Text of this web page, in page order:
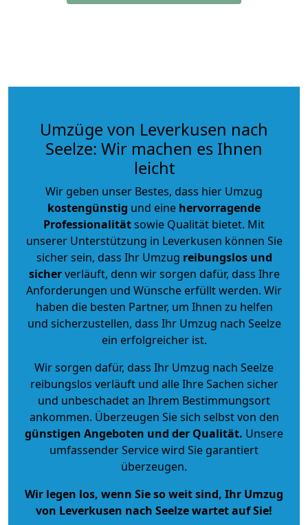
Umzüge von Leverkusen nach
Seelze: Wir machen es Ihnen
leicht
Wir geben unser Bestes, dass hier Umzug
kostengünstig und eine hervorragende
Professionalitätsowie Qualität bietet. Mit
unserer Unterstützung in Leverkusen können Sie
sicher sein, dass Ihr Umzug reibungslos und
sicherverläuft, denn wir sorgen dafür, dass Ihre
Anforderungen und Wünsche erfüllt werden. Wir
haben die besten Partner, um Ihnen zu helfen
und sicherzustellen, dass Ihr Umzug nach Seelze
ein erfolgreicher ist.
Wir sorgen dafür, dass Ihr Umzug nach Seelze
reibungslos verläuft und alle Ihre Sachen sicher
und unbeschadet an Ihrem Bestimmungsort
ankommen. Überzeugen Sie sich selbst von den
günstigen Angeboten und der Qualität. Unsere
umfassender Service wird Sie garantiert
überzeugen.
Wir legen los, wenn Sie so weit sind, Ihr Umzug
von Leverkusen nach Seelze wartet auf Sie!